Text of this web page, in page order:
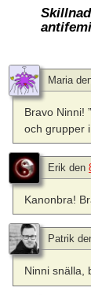
Maria
Bravo Ninni!
och grupper
Erik den
Kanonbra!
Patrik
Ninni snälla,